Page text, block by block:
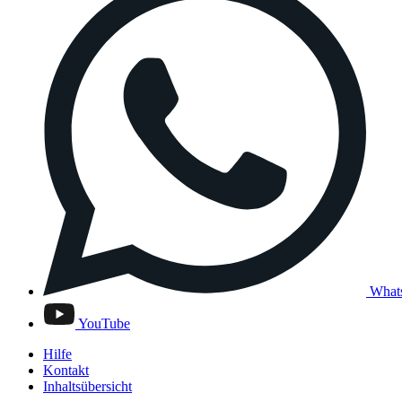
YouTube
Hilfe
Kontakt
Inhaltsübersicht